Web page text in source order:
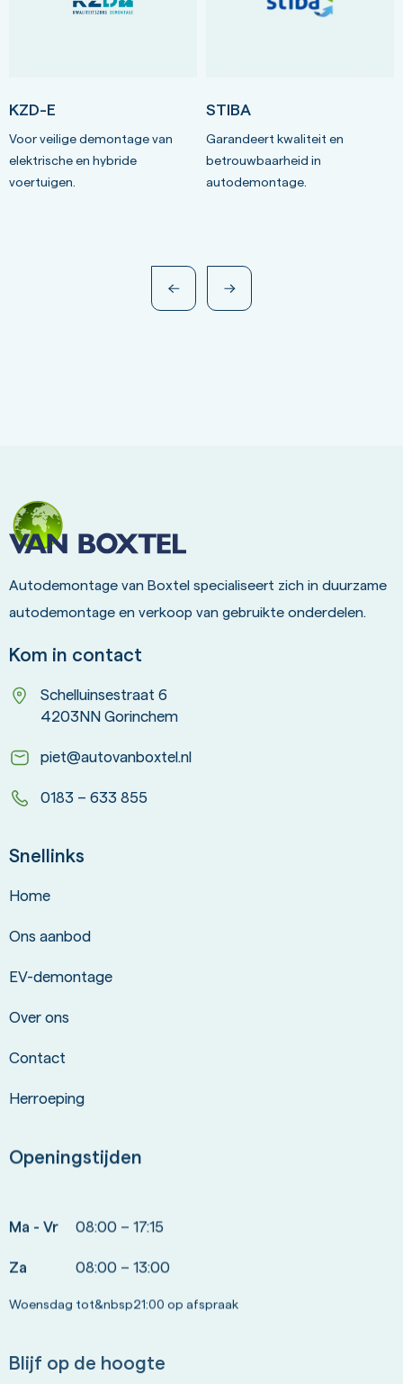
Voor veilige demontage van
elektrische en hybride
voertuigen.
KZD-E
Garandeert kwaliteit en
betrouwbaarheid in
autodemontage.
STIBA
Autodemontage van Boxtel specialiseert zich in duurzame
autodemontage en verkoop van gebruikte onderdelen.
Kom in contact
Schelluinsestraat 6
4203NN Gorinchem
piet@autovanboxtel.nl
0183 – 633 855
Snellinks
Home
Ons aanbod
EV-demontage
Over ons
Contact
Herroeping
Openingstijden
Ma - Vr 08:00 – 17:15
Za 08:00 – 13:00
Woensdag tot&nbsp21:00 op afspraak
Blijf op de hoogte